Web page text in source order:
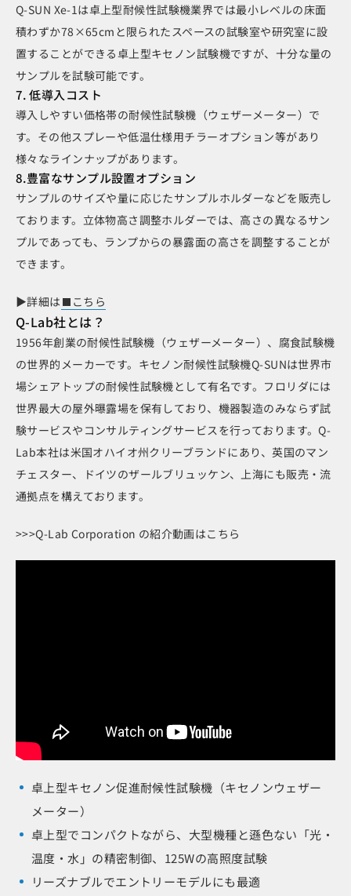
Q-SUN Xe-1は卓上型耐候性試験機業界では最小レベルの床面
積わずか78×65cmと限られたスペースの試験室や研究室に設
置することができる卓上型キセノン試験機ですが、十分な量の
サンプルを試験可能です。
7. 低導入コスト
導入しやすい価格帯の耐候性試験機（ウェザーメーター）で
す。その他スプレーや低温仕様用チラーオプション等があり
様々なラインナップがあります。
8.豊富なサンプル設置オプション
サンプルのサイズや量に応じたサンプルホルダーなどを販売し
ております。立体物高さ調整ホルダーでは、高さの異なるサン
プルであっても、ランプからの暴露面の高さを調整することが
できます。
▶詳細は こちら
Q-Lab社とは？
1956年創業の耐候性試験機（ウェザーメーター）、腐食試験機
の世界的メーカーです。キセノン耐候性試験機Q-SUNは世界市
場シェアトップの耐候性試験機として有名です。フロリダには
世界最大の屋外曝露場を保有しており、機器製造のみならず試
験サービスやコンサルティングサービスを行っております。Q-
Lab本社は米国オハイオ州クリーブランドにあり、英国のマン
チェスター、ドイツのザールブリュッケン、上海にも販売・流
通拠点を構えております。
>>>Q-Lab Corporation の紹介動画はこちら
卓上型キセノン促進耐候性試験機（キセノンウェザー
メーター）
卓上型でコンパクトながら、大型機種と遜色ない「光・
温度・水」の精密制御、125Wの高照度試験
リーズナブルでエントリーモデルにも最適